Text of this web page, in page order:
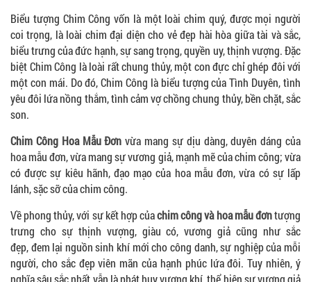
Biểu tượng Chim Công vốn là một loài chim quý, được mọi người
coi trọng, là loài chim đại diện cho vẻ đẹp hài hòa giữa tài và sắc,
biểu trưng của đức hạnh, sự sang trọng, quyền uy, thịnh vượng. Đặc
biệt Chim Công là loài rất chung thủy, một con đực chỉ ghép đôi với
một con mái. Do đó, Chim Công là biểu tượng của Tình Duyên, tình
yêu đôi lứa nồng thắm, tình cảm vợ chồng chung thủy, bền chặt, sắc
son.
Chim Công Hoa Mẫu Đơn vừa mang sự dịu dàng, duyên dáng của
hoa mẫu đơn, vừa mang sự vương giả, mạnh mẽ của chim công; vừa
có được sự kiêu hãnh, đạo mạo của hoa mẫu đơn, vừa có sự lấp
lánh, sặc sỡ của chim công.
Về phong thủy, với sự kết hợp củachim công và hoa mẫu đơntượng
trưng cho sự thịnh vượng, giàu có, vương giả cũng như sắc
đẹp, đem lại nguồn sinh khí mới cho công danh, sự nghiệp của mỗi
người, cho sắc đẹp viên mãn của hạnh phúc lứa đôi. Tuy nhiên, ý
nghĩa sâu sắc nhất vẫn là phát huy vượng khí, thể hiện sự vương giả